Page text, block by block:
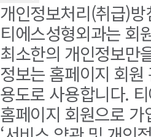
개인정보처리(취급)방
티에스성형외과는 회
최소한의 개인정보만
정보는 홈페이지 회원
용도로 사용합니다.
홈페이지 회원으로